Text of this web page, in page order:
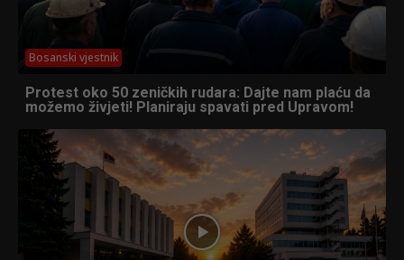
Bosanski vjestnik
Protest oko 50 zeničkih rudara: Dajte nam plaću da
možemo živjeti! Planiraju spavati pred Upravom!